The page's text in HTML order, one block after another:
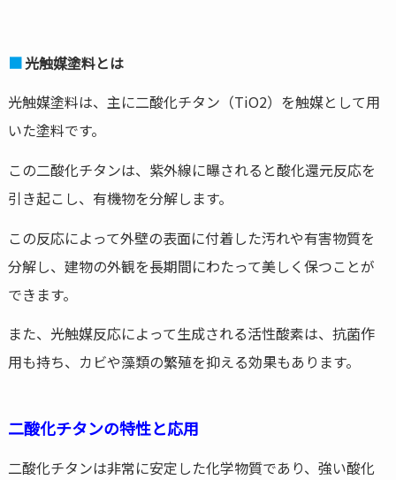
光触媒塗料とは
光触媒塗料は、主に二酸化チタン（TiO2）を触媒として用
いた塗料です。
この二酸化チタンは、紫外線に曝されると酸化還元反応を
引き起こし、有機物を分解します。
この反応によって外壁の表面に付着した汚れや有害物質を
分解し、建物の外観を長期間にわたって美しく保つことが
できます。
また、光触媒反応によって生成される活性酸素は、抗菌作
用も持ち、カビや藻類の繁殖を抑える効果もあります。
二酸化チタンの特性と応用
二酸化チタンは非常に安定した化学物質であり、強い酸化